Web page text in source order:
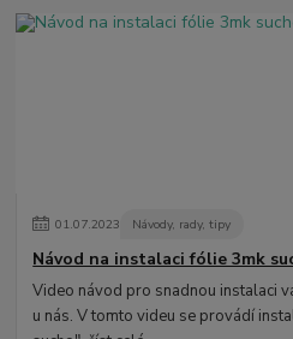
01.07.2023 Návody, rady, tipy
Návod na instalaci fólie 3mk
Video návod pro snadnou instalaci
u nás. V tomto videu se provádí